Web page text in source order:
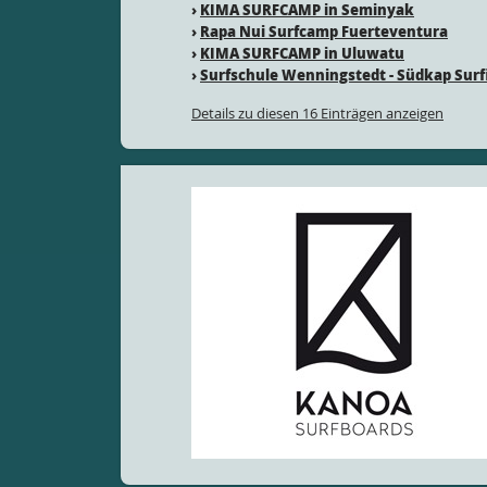
› KIMA SURFCAMP in Seminyak
› Rapa Nui Surfcamp Fuerteventura
› KIMA SURFCAMP in Uluwatu
›Surfschule Wenningstedt - Südkap
Details zu diesen 16 Einträgen anzeigen